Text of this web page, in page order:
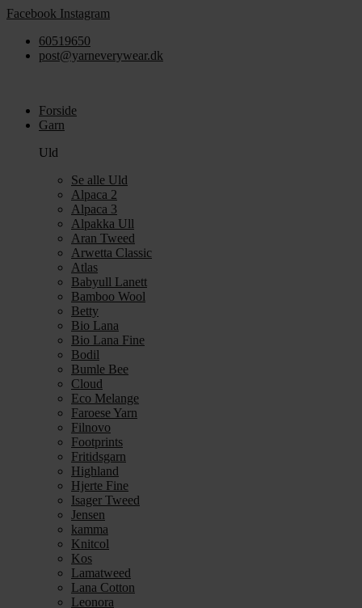
Videre
indhold
Facebook Instagram
60519650
post@yarneverywear.dk
Forside
Garn
Uld
Se alle Uld
Alpaca 2
Alpaca 3
Alpakka Ull
Aran Tweed
Arwetta Classic
Atlas
Babyull Lanett
Bamboo Wool
Betty
Bio Lana
Bio Lana Fine
Bodil
Bumle Bee
Cloud
Eco Melange
Faroese Yarn
Filnovo
Footprints
Fritidsgarn
Highland
Hjerte Fine
Isager Tweed
Jensen
kamma
Knitcol
Kos
Lamatweed
Lana Cotton
Leonora